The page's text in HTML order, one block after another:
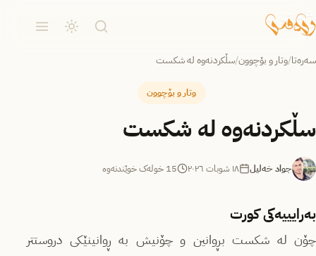
سەرەتا/وتار و بۆچوون/سڵکردنەوە لە شکست
وتار و بۆچوون
سڵکردنەوە لە شکست
جواد خەلیل ١٨ شوبات ٢٠٢٦ 15 خولەک خوێندنەوە
بەرایییەکی کورت
چۆن لە شکست بڕوانین و چۆنیش بە ڕوانینێکی دروستتر